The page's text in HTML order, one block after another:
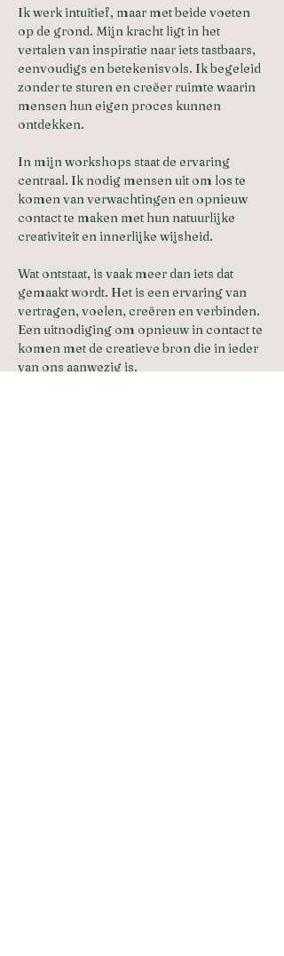
Ik werk intuïtief, maar met beide voeten
op de grond. Mijn kracht ligt in het
vertalen van inspiratie naar iets tastbaars,
eenvoudigs en betekenisvols. Ik begeleid
zonder te sturen en creëer ruimte waarin
mensen hun eigen proces kunnen
ontdekken.
In mijn workshops staat de ervaring
centraal. Ik nodig mensen uit om los te
komen van verwachtingen en opnieuw
contact te maken met hun natuurlijke
creativiteit en innerlijke wijsheid.
Wat ontstaat, is vaak meer dan iets dat
gemaakt wordt. Het is een ervaring van
vertragen, voelen, creëren en verbinden.
Een uitnodiging om opnieuw in contact te
komen met de creatieve bron die in ieder
van ons aanwezig is.